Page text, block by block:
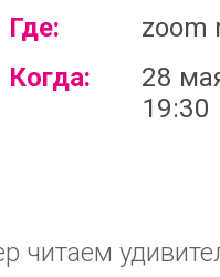
Где:
zoom
Когда:
28
19:30
читаем